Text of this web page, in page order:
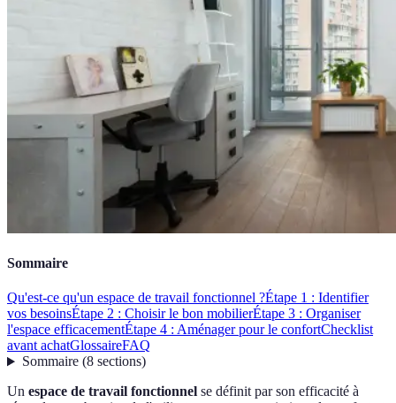
Sommaire
Qu'est-ce qu'un espace de travail fonctionnel ?Étape 1 : Identifier
vos besoinsÉtape 2 : Choisir le bon mobilierÉtape 3 : Organiser
l'espace efficacementÉtape 4 : Aménager pour le confortChecklist
avant achatGlossaireFAQ
Sommaire(8 sections)
Un espace de travail fonctionnel se définit par son efficacité à